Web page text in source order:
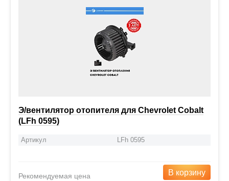
Э/вентилятор отопителя для Chevrolet Cobalt
(LFh 0595)
Артикул LFh 0595
Рекомендуемая цена В корзину